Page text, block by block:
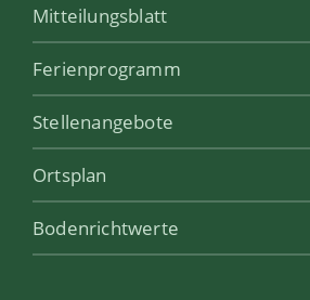
Mitteilungsblatt
Ferienprogramm
Stellenangebote
Ortsplan
Bodenrichtwerte